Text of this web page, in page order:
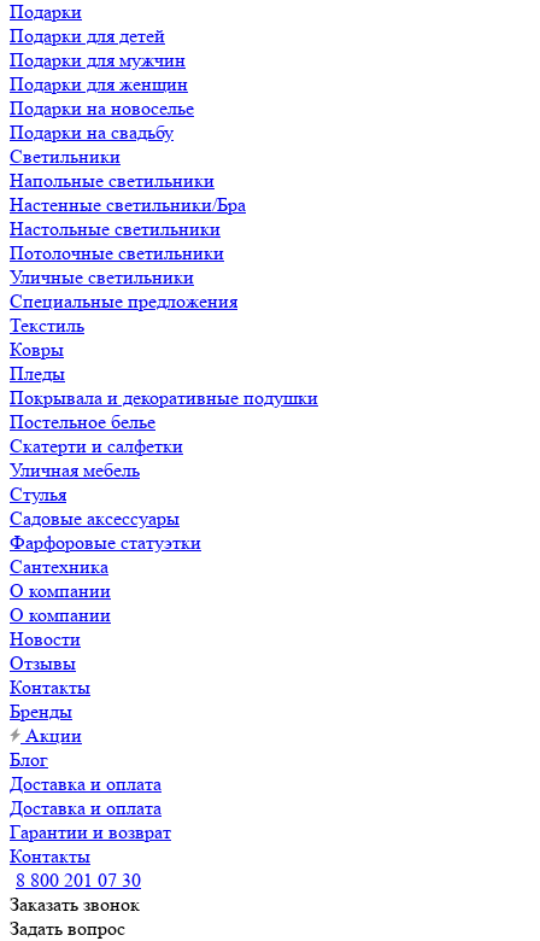
Подарки
Подарки для детей
Подарки для мужчин
Подарки для женщин
Подарки на новоселье
Подарки на свадьбу
Светильники
Напольные светильники
Настенные светильники/Бра
Настольные светильники
Потолочные светильники
Уличные светильники
Специальные предложения
Текстиль
Ковры
Пледы
Покрывала и декоративные подушки
Постельное белье
Скатерти и салфетки
Уличная мебель
Стулья
Садовые аксессуары
Фарфоровые статуэтки
Сантехника
О компании
О компании
Новости
Отзывы
Контакты
Бренды
Акции
Блог
Доставка и оплата
Доставка и оплата
Гарантии и возврат
Контакты
8 800 201 07 30
Заказать звонок
Задать вопрос